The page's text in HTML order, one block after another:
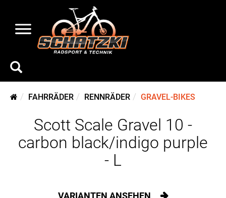
FAHRRÄDER RENNRÄDER GRAVEL-BIKES
Scott Scale Gravel 10 -
carbon black/indigo purple
- L
VARIANTEN ANSEHEN